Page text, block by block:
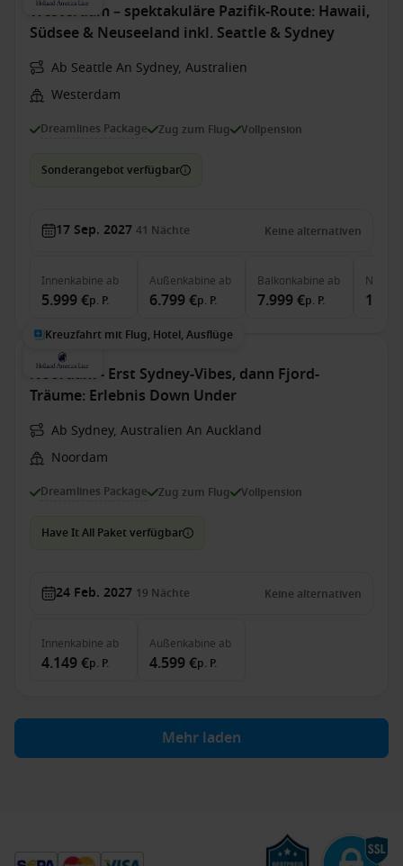
Westerdam – spektakuläre Pazifik-Route: Hawaii,
Südsee & Neuseeland inkl. Seattle & Sydney
Ab Seattle An Sydney, Australien
Westerdam
Dreamlines Package Zug zum Flug Vollpension
Sonderangebot verfügbar
17 Sep. 2027 41 Nächte Keine alternativen
Innenkabine ab
5.999 €p. P.
Außenkabine ab
6.799 €p. P.
Balkonkabine ab
7.999 €p. P.
Kreuzfahrt mit Flug, Hotel, Ausflüge
Noordam - Erst Sydney-Vibes, dann Fjord-
Träume: Erlebnis Down Under
Ab Sydney, Australien An Auckland
Noordam
Dreamlines Package Zug zum Flug Vollpension
Have It All Paket verfügbar
24 Feb. 2027 19 Nächte Keine alternativen
Innenkabine ab
4.149 €p. P.
Außenkabine ab
4.599 €p. P.
Mehr laden